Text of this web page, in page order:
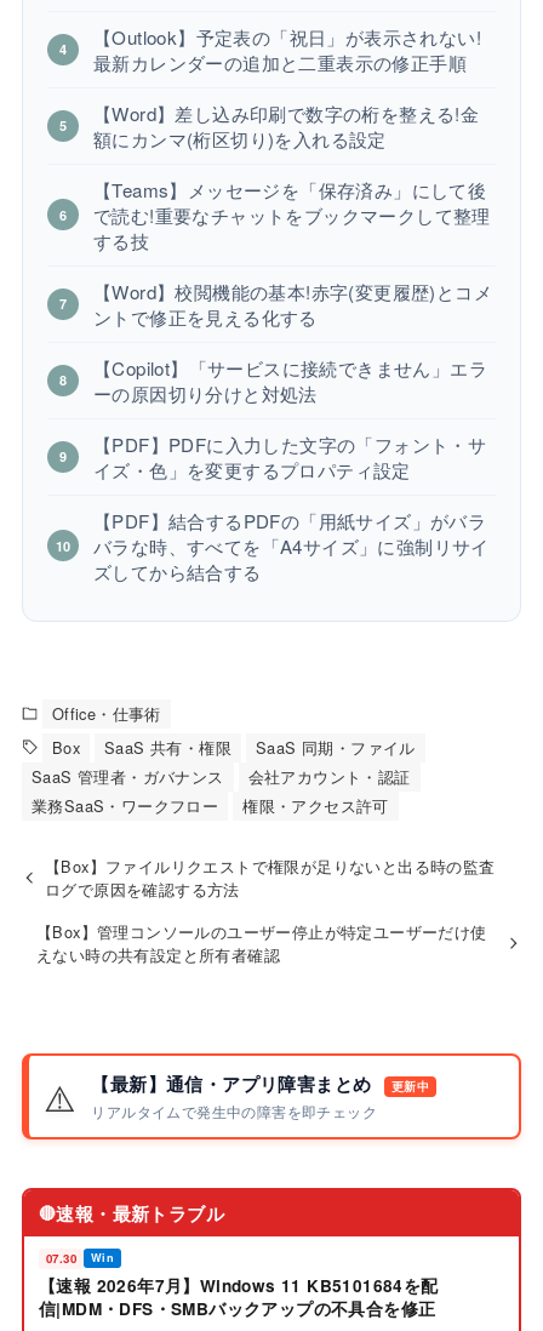
【Outlook】予定表の「祝日」が表示されない!
最新カレンダーの追加と二重表示の修正手順
【Word】差し込み印刷で数字の桁を整える!金
額にカンマ(桁区切り)を入れる設定
【Teams】メッセージを「保存済み」にして後
で読む!重要なチャットをブックマークして整理
する技
【Word】校閲機能の基本!赤字(変更履歴)とコメ
ントで修正を見える化する
【Copilot】「サービスに接続できません」エラ
ーの原因切り分けと対処法
【PDF】PDFに入力した文字の「フォント・サ
イズ・色」を変更するプロパティ設定
【PDF】結合するPDFの「用紙サイズ」がバラ
バラな時、すべてを「A4サイズ」に強制リサイ
ズしてから結合する
Office・仕事術
Box
SaaS 共有・権限
SaaS 同期・ファイル
SaaS 管理者・ガバナンス
会社アカウント・認証
業務SaaS・ワークフロー
権限・アクセス許可
【Box】ファイルリクエストで権限が足りないと出る時の監査
ログで原因を確認する方法
【Box】管理コンソールのユーザー停止が特定ユーザーだけ使
えない時の共有設定と所有者確認
⚠️ 【最新】通信・アプリ障害まとめ 更新中
リアルタイムで発生中の障害を即チェック
🔴速報・最新トラブル
07.30 Win
【速報 2026年7月】Windows 11 KB5101684を配
信|MDM・DFS・SMBバックアップの不具合を修正